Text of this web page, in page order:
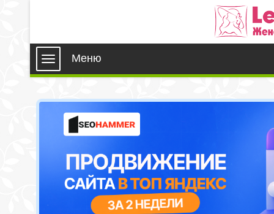
Меню